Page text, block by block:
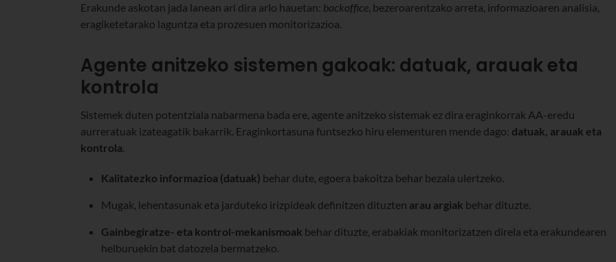
Erakunde askotan jada lanean ari dira arlo hauetan: backoffice, bezeroarentzako arreta, informazioaren analisia,
eragiketetarako laguntza eta prozesuen monitorizazioa.
Agente anitzeko sistemen gakoak: datuak, arauak eta
kontrola
Sistemek duten potentziala nabarmena bada ere, agente anitzeko sistemak ez dira eraginkorrak AA-eredu
aurreratuak izateagatik bakarrik. Eraginkortasuna funtsezko hiru elementuren mende dago: datuak, arauak eta
kontrola.
Kalitatezko informazioa (datuak) behar dute, egoera bakoitza behar bezala ulertzeko.
Mugak, lehentasunak eta jarduteko irizpideak definitzen dituzten arau argiak behar dituzte.
Gainbegiratze- eta kontrol-mekanismoak behar dituzte, erabakiak monitorizatzen direla eta erakundearen
helburuekin bat datozela bermatzeko.